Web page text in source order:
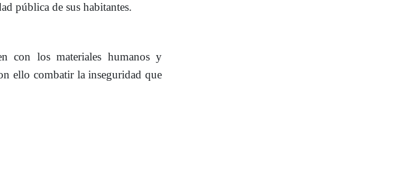
pública de sus habitantes.
con los materiales humanos y
ello combatir la inseguridad que